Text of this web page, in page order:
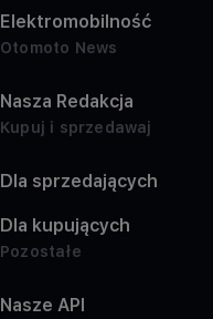
Elektromobilność
Otomoto News
Nasza Redakcja
Kupuj i sprzedawaj
Dla sprzedających
Dla kupujących
Pozostałe
Nasze API